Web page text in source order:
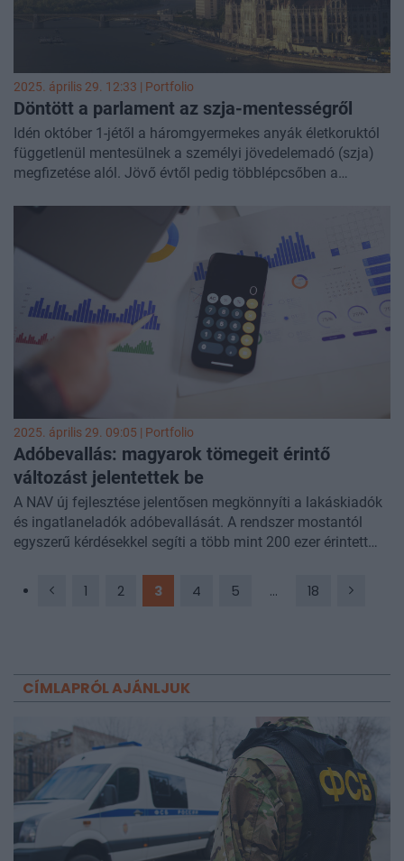
2025. április 29. 12:33 | Portfolio
Döntött a parlament az szja-mentességről
Idén október 1-jétől a háromgyermekes anyák életkoruktól
függetlenül mentesülnek a személyi jövedelemadó (szja)
megfizetése alól. Jövő évtől pedig többlépcsőben a
2025. április 29. 09:05 | Portfolio
Adóbevallás: magyarok tömegeit érintő
változást jelentettek be
A NAV új fejlesztése jelentősen megkönnyíti a lakáskiadók
és ingatlaneladók adóbevallását. A rendszer mostantól
egyszerű kérdésekkel segíti a több mint 200 ezer érintett
Világgazdaság
1 2 3 4 5 ... 18
CÍMLAPRÓL AJÁNLJUK